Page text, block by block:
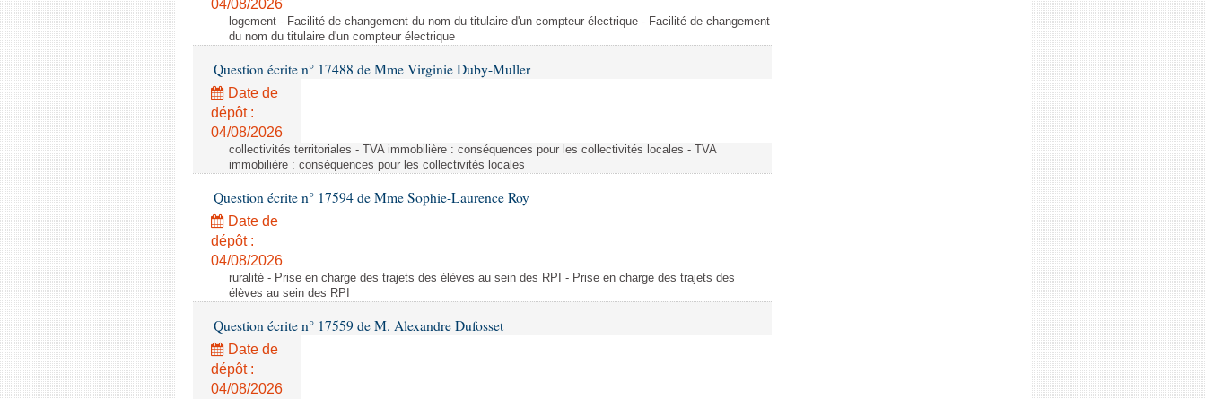
04/08/2026
logement - Facilité de changement du nom du titulaire d'un compteur électrique - Facilité de changement
du nom du titulaire d'un compteur électrique
Question écrite n° 17488 de Mme Virginie Duby-Muller
Date de
dépôt :
04/08/2026
collectivités territoriales - TVA immobilière : conséquences pour les collectivités locales - TVA
immobilière : conséquences pour les collectivités locales
Question écrite n° 17594 de Mme Sophie-Laurence Roy
Date de
dépôt :
04/08/2026
ruralité - Prise en charge des trajets des élèves au sein des RPI - Prise en charge des trajets des
élèves au sein des RPI
Question écrite n° 17559 de M. Alexandre Dufosset
Date de
dépôt :
04/08/2026